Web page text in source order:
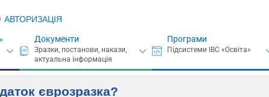
АВТОРИЗАЦІЯ
Документи Програми
єврозразка?